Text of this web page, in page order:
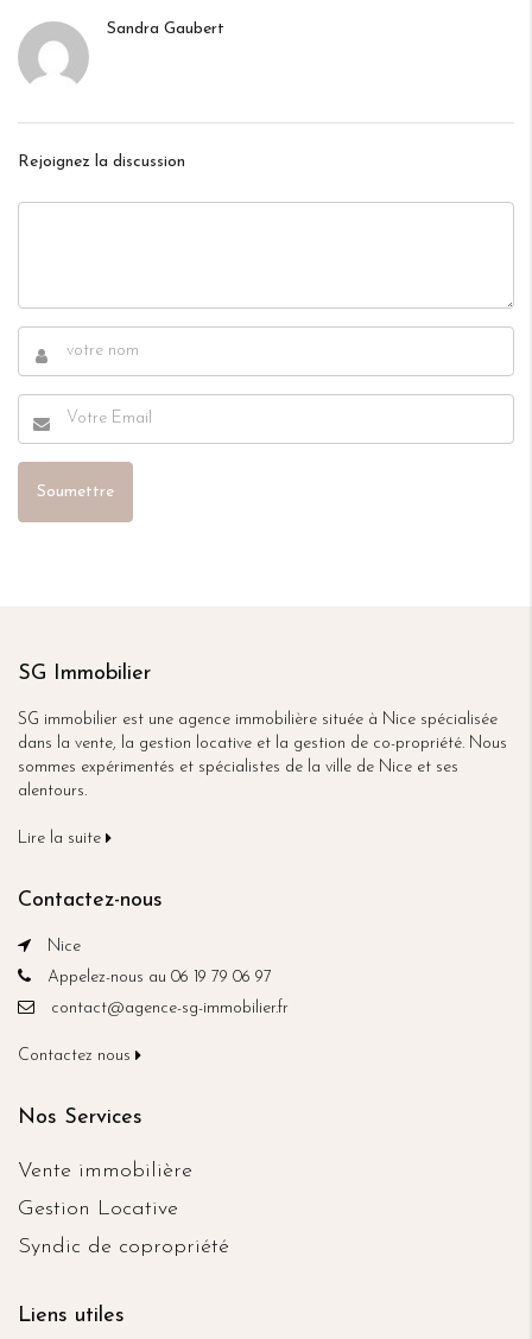
Sandra Gaubert
Rejoignez la discussion
SG Immobilier
SG immobilier est une agence immobilière située à Nice spécialisée
dans la vente, la gestion locative et la gestion de co-propriété. Nous
sommes expérimentés et spécialistes de la ville de Nice et ses
alentours.
Lire la suite
Contactez-nous
Nice
Appelez-nous au 06 19 79 06 97
contact@agence-sg-immobilier.fr
Contactez nous
Nos Services
Vente immobilière
Gestion Locative
Syndic de copropriété
Liens utiles